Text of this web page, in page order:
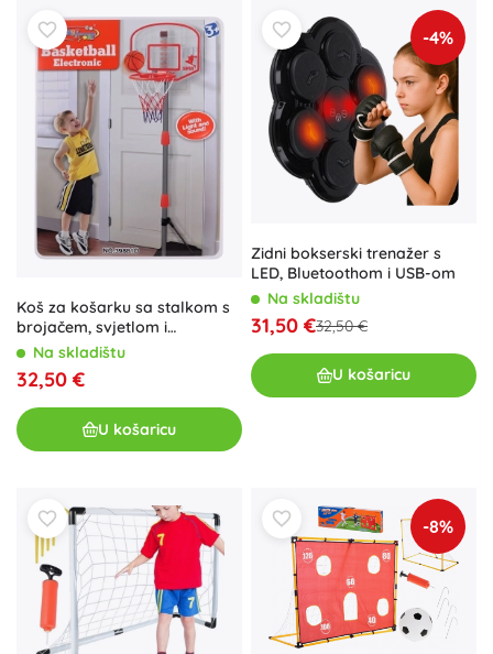
Koš za košarku sa stalkom s
brojačem, svjetlom i
zvukovima
Na skladištu
32,50 €
U košaricu
-4%
Zidni bokserski trenažer s
LED, Bluetoothom i USB-om
Na skladištu
31,50 €32,50 €
U košaricu
-8%